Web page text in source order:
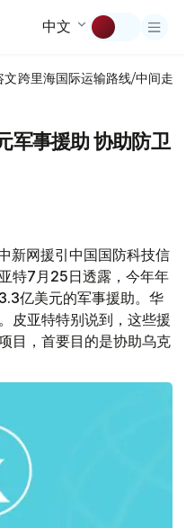
中文
文跨里海国际运输路线/中间走廊
军事援助 协助防卫
新网援引中国国防科技信
特7月25日透露，今年年
亿美元的军事援助。华
皮亚特特别说到，这些援
目，首要目的是协助乌克